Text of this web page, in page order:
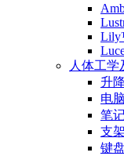
人体工学
升
电
笔
支架
键